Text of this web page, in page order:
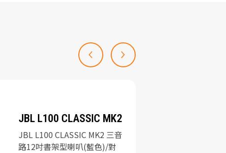
JBL L100 CLASSIC MK2
JBL L100 CLASSIC MK2 三音
路12吋書架型喇叭(藍色)/對